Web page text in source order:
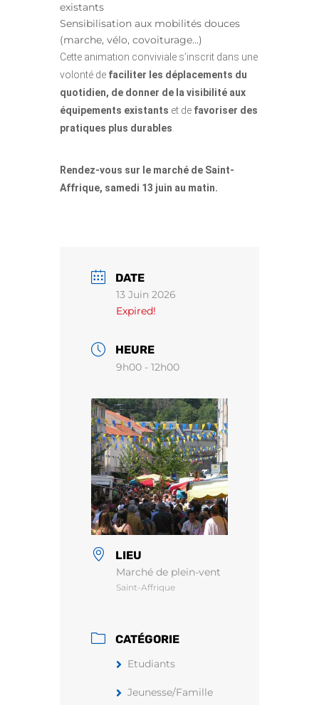
existants
Sensibilisation aux mobilités douces
(marche, vélo, covoiturage…)
Cette animation conviviale s’inscrit dans une
volonté de faciliter les déplacements du
quotidien, de donner de la visibilité aux
équipements existants et de favoriser des
pratiques plus durables
Rendez-vous sur le marché de Saint-
Affrique, samedi 13 juin au matin.
DATE
13 Juin 2026
Expired!
HEURE
9h00 - 12h00
LIEU
Marché de plein-vent
Saint-Affrique
CATÉGORIE
Etudiants
Jeunesse/Famille